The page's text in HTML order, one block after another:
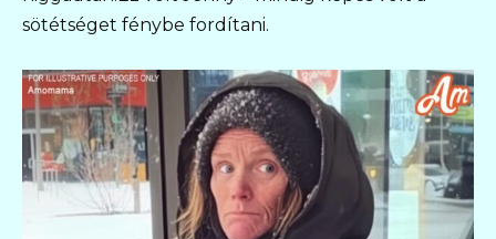
sötétséget fénybe fordítani.